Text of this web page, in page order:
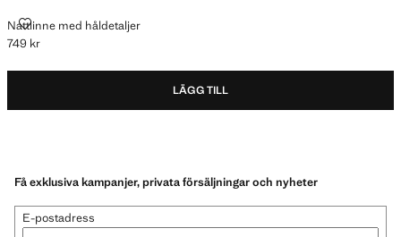
Nattlinne med håldetaljer
NATTLINNE MED HÅLDETALJER
Gällande pris [749 kr ]
749 kr
LÄGG TILL
Få exklusiva kampanjer, privata försäljningar och nyheter
E-postadress